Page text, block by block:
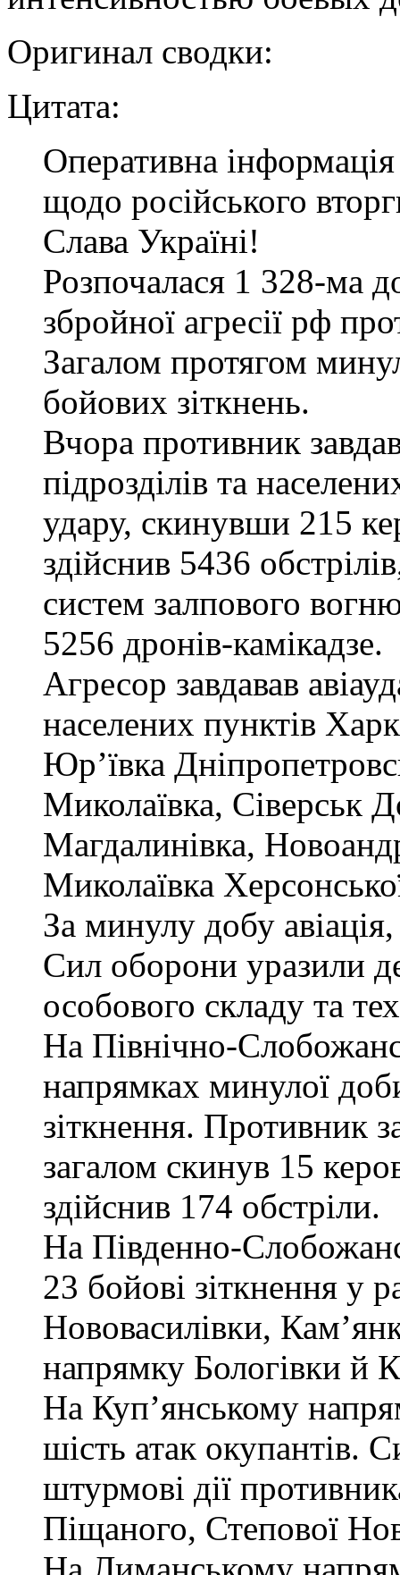
Оригинал сводки:
Цитата:
Оперативна
щодо російського
Слава Україні!
Розпочалася 1 328-ма
збройної агресії рф
Загалом протягом
бойових зіткнень.
Вчора противник
підрозділів та
удару, скинувши 215
здійснив 5436
систем залпового
5256 дронів-камікадзе.
Агресор завдавав
населених пунктів
Юр’ївка
Миколаївка, Сіверськ
Магдалинівка,
Миколаївка
За минулу добу авіація,
Сил оборони уразили
особового складу та
На Північно-
напрямках минулої
зіткнення. Противник
загалом скинув 15
здійснив 174 обстріли.
На Південно-
23 бойові зіткнення у
Нововасилівки,
напрямку Бологівки й
На Куп’янському
шість атак окупантів.
штурмові дії
Піщаного, Степової